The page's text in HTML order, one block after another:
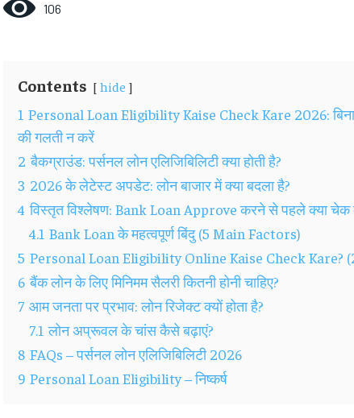
106
Contents hide
1 Personal Loan Eligibility Kaise Check Kare 2026:
की गलती न करें
2 बैकग्राउंड: पर्सनल लोन एलिजिबिलिटी क्या होती है?
3 2026 के लेटेस्ट अपडेट: लोन बाजार में क्या बदला है?
4 विस्तृत विश्लेषण: Bank Loan Approve करने से पहले क्या चेक
4.1 Bank Loan के महत्वपूर्ण बिंदु (5 Main Factors)
5 Personal Loan Eligibility Online Kaise Check Kare?
6 बैंक लोन के लिए मिनिमम सैलरी कितनी होनी चाहिए?
7 आम जनता पर प्रभाव: लोन रिजेक्ट क्यों होता है?
7.1 लोन अप्रूवल के चांस कैसे बढ़ाएं?
8 FAQs – पर्सनल लोन एलिजिबिलिटी 2026
9 Personal Loan Eligibility – निष्कर्ष